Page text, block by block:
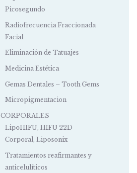
Picosegundo
Radiofrecuencia Fraccionada
Facial
Eliminación de Tatuajes
Medicina Estética
Gemas Dentales – Tooth Gems
Micropigmentacion
CORPORALES
LipoHIFU, HIFU 22D
Corporal, Liposonix
Tratamientos reafirmantes y
anticelulíticos